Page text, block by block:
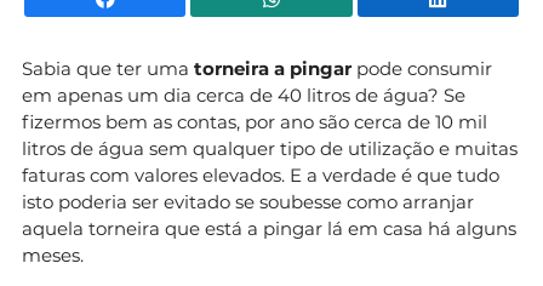
Sabia que ter uma torneira a pingar pode consumir
em apenas um dia cerca de 40 litros de água? Se
fizermos bem as contas, por ano são cerca de 10 mil
litros de água sem qualquer tipo de utilização e muitas
faturas com valores elevados. E a verdade é que tudo
isto poderia ser evitado se soubesse como arranjar
aquela torneira que está a pingar lá em casa há alguns
meses.